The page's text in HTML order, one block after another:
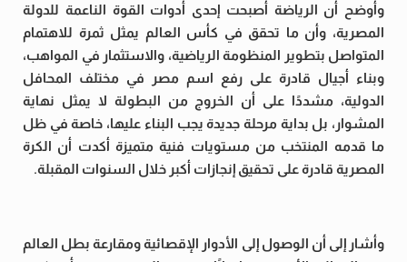
وأوضح أن الرياضة أصبحت إحدى أدوات القوة الناعمة للدولة
المصرية، وأن ما تحقق في كأس العالم يمثل ثمرة للاهتمام
المتواصل بتطوير المنظومة الرياضية، والاستثمار في المواهب،
وبناء أجيال قادرة على رفع اسم مصر في مختلف المحافل
الدولية، مشددًا على أن الخروج من البطولة لا يمثل نهاية
المشوار، بل بداية مرحلة جديدة يجب البناء عليها، خاصة في ظل
ما قدمه المنتخب من مستويات فنية متميزة أكدت أن الكرة
المصرية قادرة على تحقيق إنجازات أكبر خلال السنوات المقبلة.
وأشار إلى أن الوصول إلى الأدوار الإقصائية ومقارعة بطل العالم